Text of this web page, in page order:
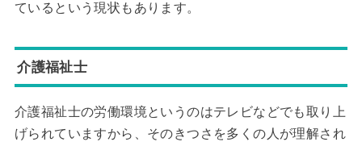
ているという現状もあります。
介護福祉士
介護福祉士の労働環境というのはテレビなどでも取り上
げられていますから、そのきつさを多くの人が理解され